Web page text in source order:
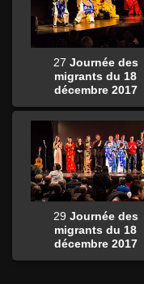
27 Journée des
migrants du 18
décembre 2017
29 Journée des
migrants du 18
décembre 2017